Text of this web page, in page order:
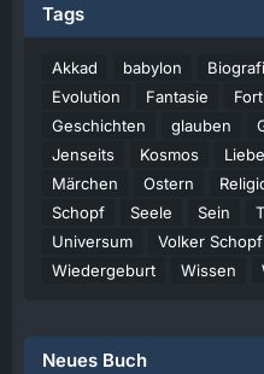
Tags
Akkad babylon
Evolution
Fantasie
Geschichten
glauben
Jenseits
Kosmos Liebe
Märchen
Ostern
Schopf
Seele Sein
Universum
Volker Schopf
Wiedergeburt
Wissen
Neues Buch